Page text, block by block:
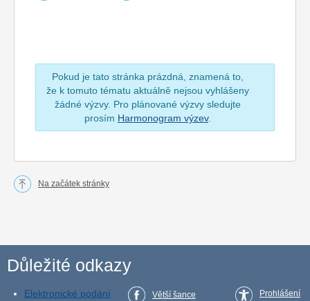
Pokud je tato stránka prázdná, znamená to,
že k tomuto tématu aktuálně nejsou vyhlášeny
žádné výzvy. Pro plánované výzvy sledujte
prosím Harmonogram výzev.
Na začátek stránky
Důležité odkazy
Elektronické podání
Větší šance
Prohlášení